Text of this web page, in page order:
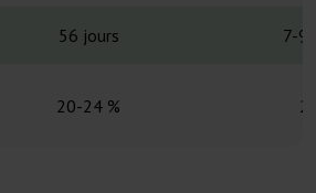
56 jours 7-9
20-24 %